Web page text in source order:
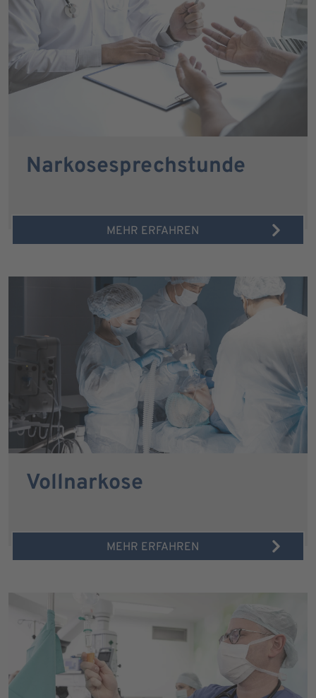
Narkosesprechstunde
MEHR ERFAHREN
Vollnarkose
MEHR ERFAHREN